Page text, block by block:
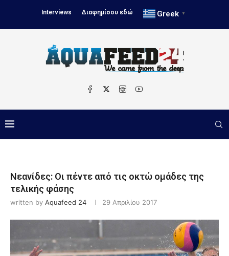
Interviews Διαφημίσου εδώ Greek ▼
Νεανίδες: Οι πέντε από τις οκτώ ομάδες της
τελικής φάσης
written by Aquafeed 24 29 Απριλίου 2017